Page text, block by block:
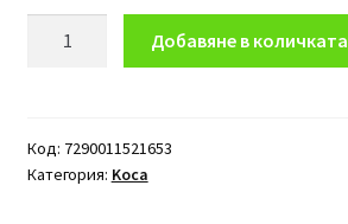
арганово
масло
Добавяне в количката
Код: 7290011521653
Категория: Koca